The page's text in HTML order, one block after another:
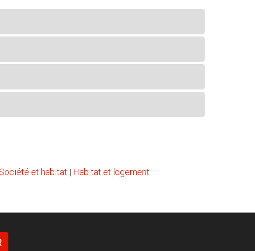
Société et habitat | Habitat et logement